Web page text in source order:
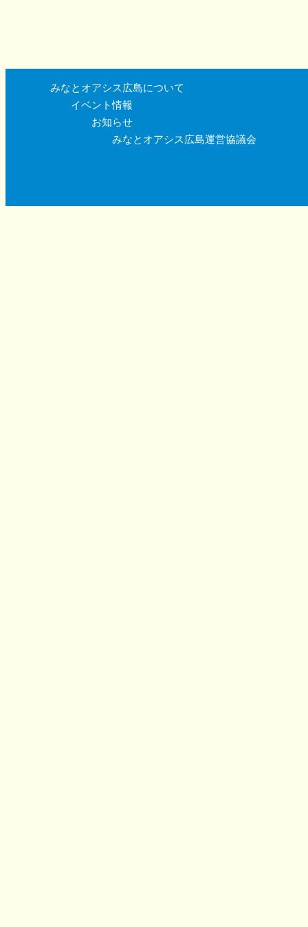
みなとオアシス広島について
イベント情報
お知らせ
みなとオアシス広島運営協議会